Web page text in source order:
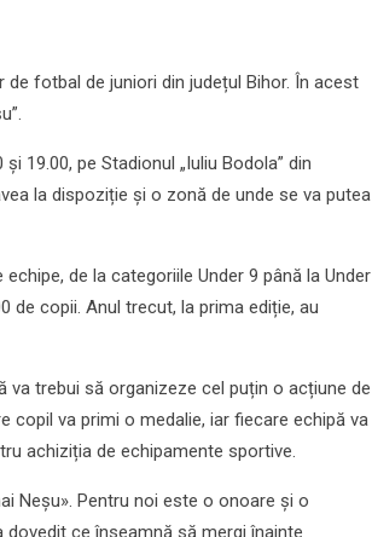
fotbal de juniori din județul Bihor. În acest
19.00, pe Stadionul „Iuliu Bodola” din
la dispoziție și o zonă de unde se va putea
de la categoriile Under 9 până la Under
de copii. Anul trecut, la prima ediție, au
va trebui să organizeze cel puțin o acțiune de
copil va primi o medalie, iar fiecare echipă va
achiziția de echipamente sportive.
Neșu». Pentru noi este o onoare și o
ce înseamnă să mergi înainte